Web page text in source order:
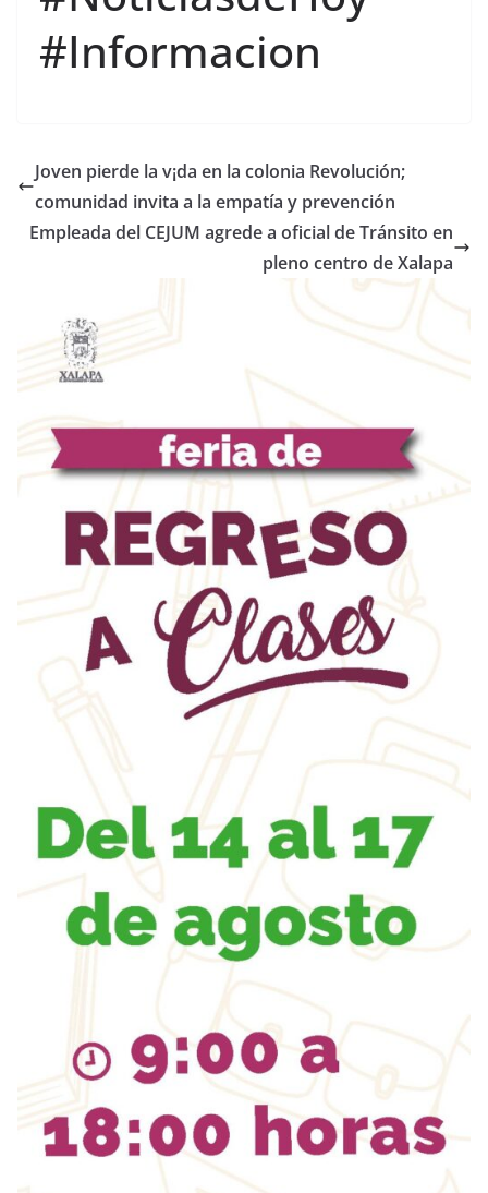
#Informacion
Joven pierde la v¡da en la colonia Revolución;
comunidad invita a la empatía y prevención
Empleada del CEJUM agrede a oficial de Tránsito en
pleno centro de Xalapa